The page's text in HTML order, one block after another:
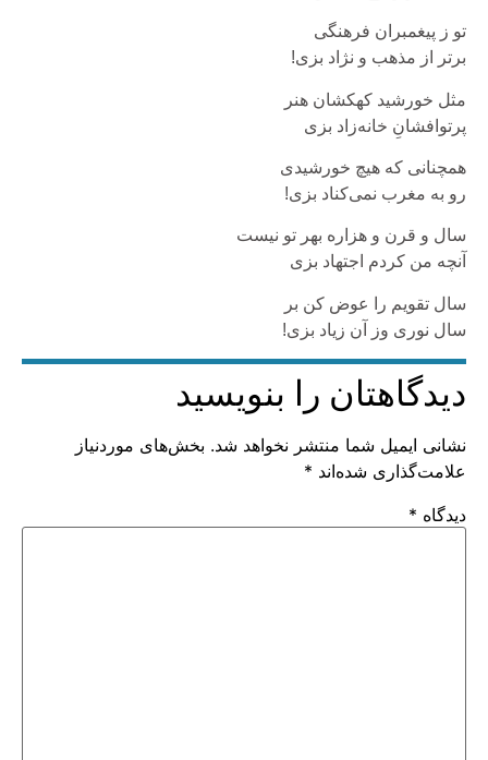
تو ز پیغمبران فرهنگی
برتر از مذهب و نژاد بزی!
مثل خورشید کهکشان هنر
پرتوافشانِ خانه‌زاد بزی
همچنانی که هیچ خورشیدی
رو به مغرب نمی‌کناد بزی!
سال و قرن و هزاره بهر تو نیست
آنچه من کردم اجتهاد بزی
سال تقویم را عوض کن بر
سال نوری وز آن زیاد بزی!
دیدگاهتان را بنویسید
نشانی ایمیل شما منتشر نخواهد شد. بخش‌های موردنیاز
علامت‌گذاری شده‌اند *
دیدگاه *